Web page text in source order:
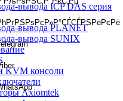
вывода ICP DAS серия
вывода PLANET
вывода SUNIX
KVM консоли
Axiomtek